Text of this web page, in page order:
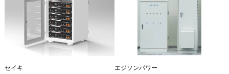
セイキ エジソンパワー